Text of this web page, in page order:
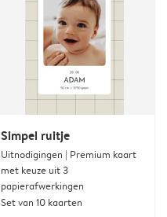
Simpel ruitje
Uitnodigingen | Premium kaart
met keuze uit 3
papierafwerkingen
Set van 10 kaarten